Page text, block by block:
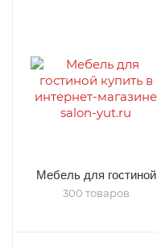
Мебель для гостиной
300 товаров